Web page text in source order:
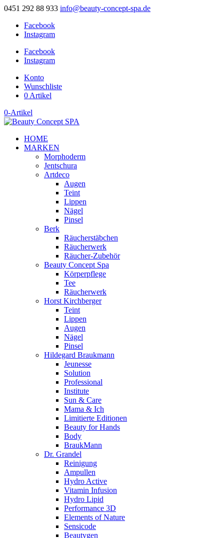
0451 292 88 933 info@beauty-concept-spa.de
Facebook
Instagram
Facebook
Instagram
Konto
Wunschliste
0 Artikel
0-Artikel
HOME
MARKEN
Morphoderm
Jentschura
Artdeco
Augen
Teint
Lippen
Nägel
Pinsel
Berk
Räucherstäbchen
Räucherwerk
Räucher-Zubehör
Beauty Concept Spa
Körperpflege
Tee
Räucherwerk
Horst Kirchberger
Teint
Lippen
Augen
Nägel
Pinsel
Hildegard Braukmann
Jeunesse
Solution
Professional
Institute
Sun & Care
Mama & Ich
Limitierte Editionen
Beauty for Hands
Body
BraukMann
Dr. Grandel
Reinigung
Ampullen
Hydro Active
Vitamin Infusion
Hydro Lipid
Performance 3D
Elements of Nature
Sensicode
Beautygen